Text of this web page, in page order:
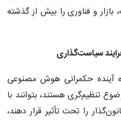
و فناوری را بیش از گذشته
سیاست‌گذاری
آینده حکمرانی هوش مصنوعی
تنظیم‌گری هستند، بتوانند با
را تحت تأثیر قرار دهند،